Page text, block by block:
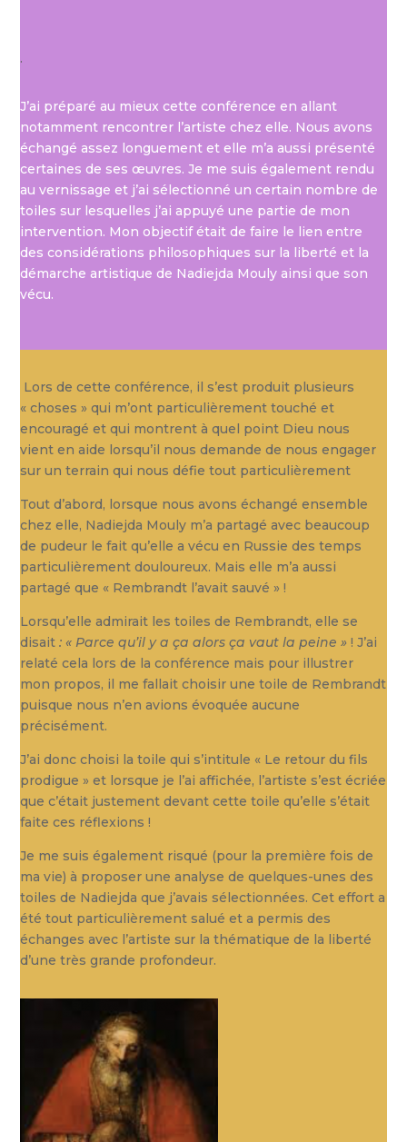
.
J’ai préparé au mieux cette conférence en allant
notamment rencontrer l’artiste chez elle. Nous avons
échangé assez longuement et elle m’a aussi présenté
certaines de ses œuvres. Je me suis également rendu
au vernissage et j’ai sélectionné un certain nombre de
toiles sur lesquelles j’ai appuyé une partie de mon
intervention. Mon objectif était de faire le lien entre
des considérations philosophiques sur la liberté et la
démarche artistique de Nadiejda Mouly ainsi que son
vécu.
Lors de cette conférence, il s’est produit plusieurs
« choses » qui m’ont particulièrement touché et
encouragé et qui montrent à quel point Dieu nous
vient en aide lorsqu’il nous demande de nous engager
sur un terrain qui nous défie tout particulièrement
Tout d’abord, lorsque nous avons échangé ensemble
chez elle, Nadiejda Mouly m’a partagé avec beaucoup
de pudeur le fait qu’elle a vécu en Russie des temps
particulièrement douloureux. Mais elle m’a aussi
partagé que « Rembrandt l’avait sauvé » !
Lorsqu’elle admirait les toiles de Rembrandt, elle se
disait: « Parce qu’il y a ça alors ça vaut la peine » ! J’ai
relaté cela lors de la conférence mais pour illustrer
mon propos, il me fallait choisir une toile de Rembrandt
puisque nous n’en avions évoquée aucune
précisément.
J’ai donc choisi la toile qui s’intitule « Le retour du fils
prodigue » et lorsque je l’ai affichée, l’artiste s’est écriée
que c’était justement devant cette toile qu’elle s’était
faite ces réflexions !
Je me suis également risqué (pour la première fois de
ma vie) à proposer une analyse de quelques-unes des
toiles de Nadiejda que j’avais sélectionnées. Cet effort a
été tout particulièrement salué et a permis des
échanges avec l’artiste sur la thématique de la liberté
d’une très grande profondeur.